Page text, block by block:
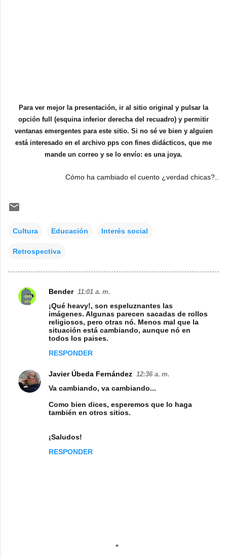
Para ver mejor la presentación, ir al sitio original y pulsar la
opción full (esquina inferior derecha del recuadro) y permitir
ventanas emergentes para este sitio. Si no sé ve bien y alguien
está interesado en el archivo pps con fines didácticos, que me
mande un correo y se lo envío: es una joya.
Cómo ha cambiado el cuento ¿verdad chicas?..
Cultura Educación Interés social
Retrospectiva
C
a
Bender 11:01 a. m.
¡Qué heavy!, son espeluznantes las
imágenes. Algunas parecen sacadas de rollos
religiosos, pero otras nó. Menos mal que la
situación está cambiando, aunque nó en
todos los paises.
RESPONDER
Javier Úbeda Fernández 12:36 a. m.
Va cambiando, va cambiando...
Como bien dices, esperemos que lo haga
también en otros sitios.
¡Saludos!
RESPONDER